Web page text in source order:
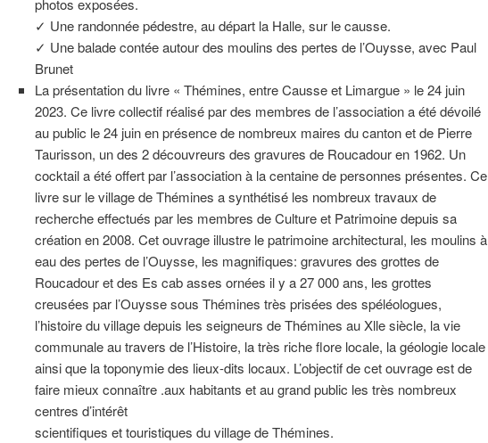
photos exposées.
✓ Une randonnée pédestre, au départ la Halle, sur le causse.
✓ Une balade contée autour des moulins des pertes de l’Ouysse, avec Paul
Brunet
La présentation du livre « Thémines, entre Causse et Limargue » le 24 juin
2023. Ce livre collectif réalisé par des membres de l’association a été dévoilé
au public le 24 juin en présence de nombreux maires du canton et de Pierre
Taurisson, un des 2 découvreurs des gravures de Roucadour en 1962. Un
cocktail a été offert par l’association à la centaine de personnes présentes. Ce
livre sur le village de Thémines a synthétisé les nombreux travaux de
recherche effectués par les membres de Culture et Patrimoine depuis sa
création en 2008. Cet ouvrage illustre le patrimoine architectural, les moulins à
eau des pertes de l’Ouysse, les magnifiques: gravures des grottes de
Roucadour et des Es cab asses ornées il y a 27 000 ans, les grottes
creusées par l’Ouysse sous Thémines très prisées des spéléologues,
l’histoire du village depuis les seigneurs de Thémines au Xlle siècle, la vie
communale au travers de l’Histoire, la très riche flore locale, la géologie locale
ainsi que la toponymie des lieux-dits locaux. L’objectif de cet ouvrage est de
faire mieux connaître .aux habitants et au grand public les très nombreux
centres d’intérêt
scientifiques et touristiques du village de Thémines.